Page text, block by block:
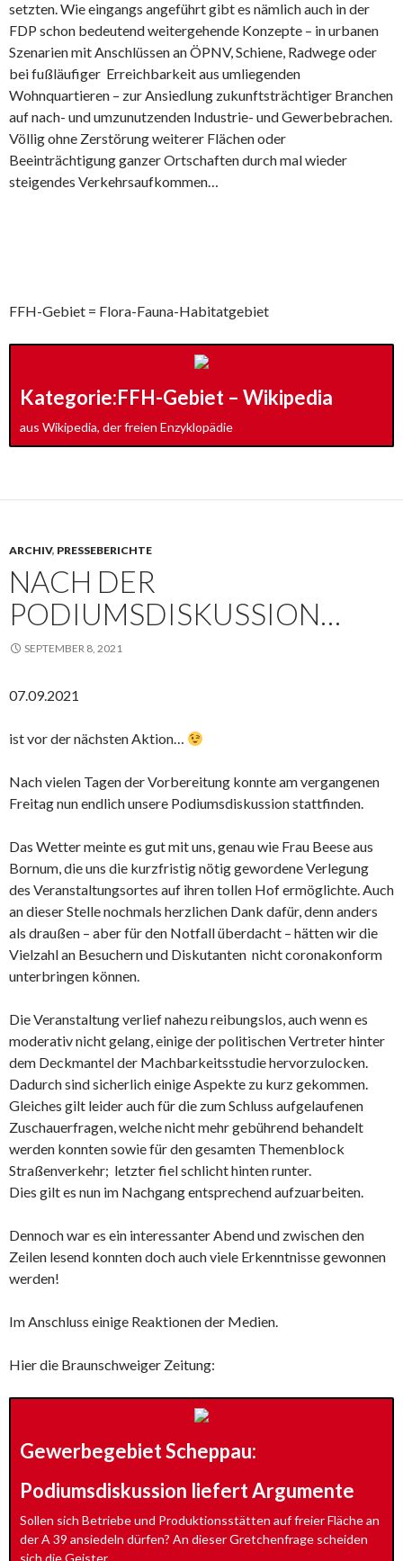
setzten. Wie eingangs angeführt gibt es nämlich auch in der
FDP schon bedeutend weitergehende Konzepte – in urbanen
Szenarien mit Anschlüssen an ÖPNV, Schiene, Radwege oder
bei fußläufiger Erreichbarkeit aus umliegenden
Wohnquartieren – zur Ansiedlung zukunftsträchtiger Branchen
auf nach- und umzunutzenden Industrie- und Gewerbebrachen.
Völlig ohne Zerstörung weiterer Flächen oder
Beeinträchtigung ganzer Ortschaften durch mal wieder
steigendes Verkehrsaufkommen…
FFH-Gebiet = Flora-Fauna-Habitatgebiet
Kategorie:FFH-Gebiet – Wikipedia
aus Wikipedia, der freien Enzyklopädie
ARCHIV, PRESSEBERICHTE
NACH DER
PODIUMSDISKUSSION…
SEPTEMBER 8, 2021
07.09.2021
ist vor der nächsten Aktion…
Nach vielen Tagen der Vorbereitung konnte am vergangenen
Freitag nun endlich unsere Podiumsdiskussion stattfinden.
Das Wetter meinte es gut mit uns, genau wie Frau Beese aus
Bornum, die uns die kurzfristig nötig gewordene Verlegung
des Veranstaltungsortes auf ihren tollen Hof ermöglichte. Auch
an dieser Stelle nochmals herzlichen Dank dafür, denn anders
als draußen – aber für den Notfall überdacht – hätten wir die
Vielzahl an Besuchern und Diskutanten nicht coronakonform
unterbringen können.
Die Veranstaltung verlief nahezu reibungslos, auch wenn es
moderativ nicht gelang, einige der politischen Vertreter hinter
dem Deckmantel der Machbarkeitsstudie hervorzulocken.
Dadurch sind sicherlich einige Aspekte zu kurz gekommen.
Gleiches gilt leider auch für die zum Schluss aufgelaufenen
Zuschauerfragen, welche nicht mehr gebührend behandelt
werden konnten sowie für den gesamten Themenblock
Straßenverkehr; letzter fiel schlicht hinten runter.
Dies gilt es nun im Nachgang entsprechend aufzuarbeiten.
Dennoch war es ein interessanter Abend und zwischen den
Zeilen lesend konnten doch auch viele Erkenntnisse gewonnen
werden!
Im Anschluss einige Reaktionen der Medien.
Hier die Braunschweiger Zeitung:
Gewerbegebiet Scheppau:
Podiumsdiskussion liefert Argumente
Sollen sich Betriebe und Produktionsstätten auf freier Fläche an
der A 39 ansiedeln dürfen? An dieser Gretchenfrage scheiden
sich die Geister.